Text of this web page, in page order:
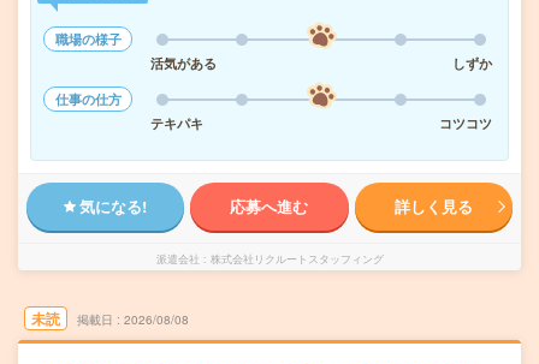
職場の様子
活気がある
しずか
仕事の仕方
テキパキ
コツコツ
気になる! 応募へ進む 詳しく見る
派遣会社 株式会社リクルートスタッフィング
未読 掲載日 2026/08/08